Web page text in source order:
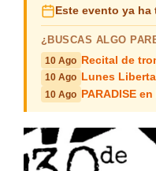
Este evento ya ha
¿BUSCAS ALGO
10 Ago Recital de
10 Ago Lunes
10 Ago PARADISE